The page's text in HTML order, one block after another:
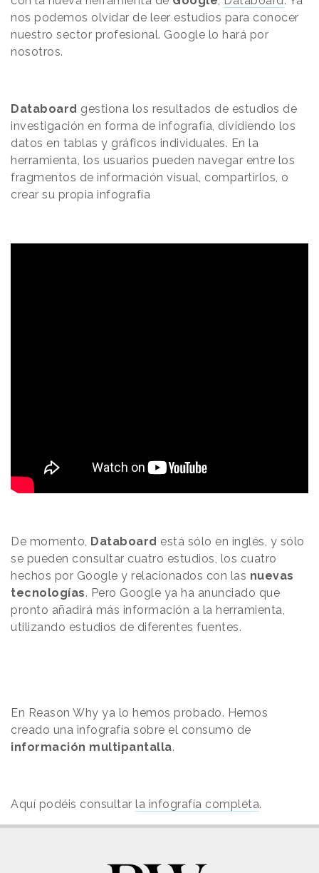
nos podemos olvidar de leer estudios para conocer
nuestro sector profesional. Google lo hará por
nosotros.
Databoard gestiona los resultados de estudios de
investigación en forma de infografía, dividiendo los
datos en tablas y gráficos individuales. En la
herramienta, los usuarios pueden navegar entre los
fragmentos de información visual, compartirlos, o
crear su propia infografía
De momento, Databoard está sólo en inglés, y sólo
se pueden consultar cuatro estudios, los cuatro
hechos por Google y relacionados con las nuevas
tecnologías. Pero Google ya ha anunciado que
pronto añadirá más información a la herramienta,
utilizando estudios de diferentes fuentes.
En Reason Why ya lo hemos probado. Hemos
creado una infografía sobre el consumo de
información multipantalla.
Aquí podéis consultar la infografía completa.